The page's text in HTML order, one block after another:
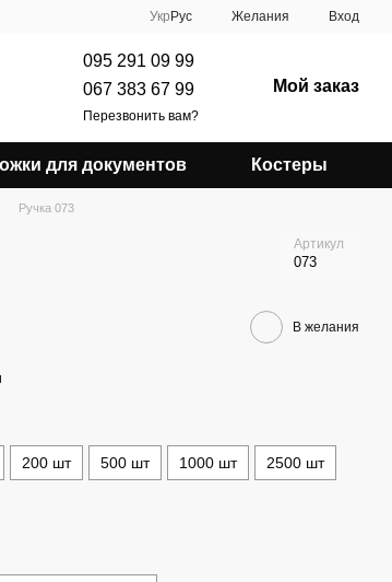
Укр Рус Желания Вход
095 291 09 99
067 383 67 99
Перезвонить вам?
Мой заказ
для документов Костеры
Ручка 073
Артикул
073
В желания
200 шт 500 шт 1000 шт 2500 шт